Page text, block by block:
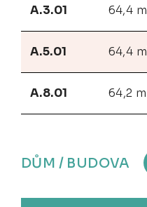
A.3.01 64,4 m
A.5.01 64,4 m
A.8.01 64,2 m
DŮM / BUDOVA